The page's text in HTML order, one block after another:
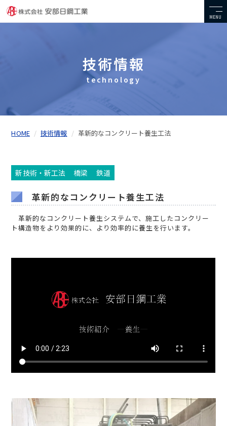
MENU
技術情報
technology
HOME 技術情報 革新的なコンクリート養生工法
新技術・新工法 橋梁 鉄道
革新的なコンクリート養生工法
革新的なコンクリート養生システムで、施工したコンクリー
ト構造物をより効果的に、より効率的に養生を行います。